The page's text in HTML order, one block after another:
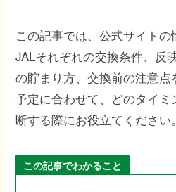
この記事では、公式サイトの
JALそれぞれの交換条件、反
の貯まり方、交換前の注意
予定に合わせて、どのタイ
断する際にお役立てください。
この記事でわかること